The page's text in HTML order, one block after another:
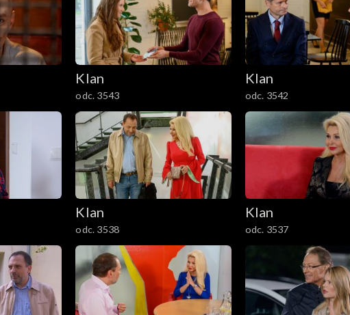
Klan
odc. 3543
Klan
odc. 3542
Klan
odc. 3538
Klan
odc. 3537